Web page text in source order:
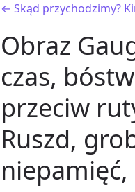
← Skąd przychodzimy?
Obraz
czas,
przeciw
Ruszd,